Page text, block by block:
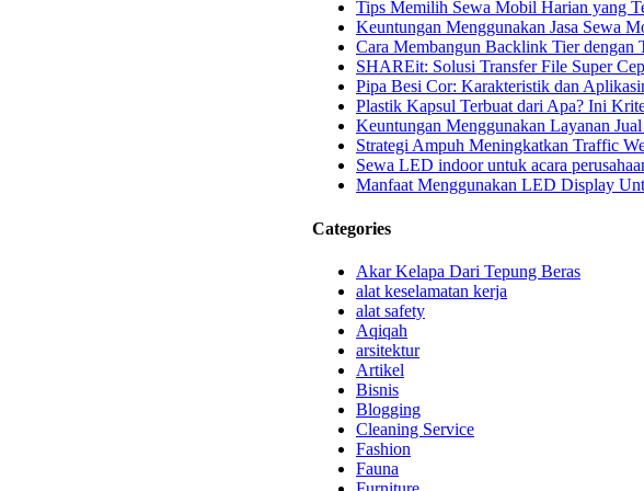
Tips Memilih Sewa Mobil Harian yang
Keuntungan Menggunakan Jasa Sewa
Cara Membangun Backlink Tier dengan
SHAREit: Solusi Transfer File Super
Pipa Besi Cor: Karakteristik dan
Plastik Kapsul Terbuat dari Apa? Ini
Keuntungan Menggunakan Layanan
Strategi Ampuh Meningkatkan Traffic
Sewa LED indoor untuk acara
Manfaat Menggunakan LED Display
Categories
Akar Kelapa Dari Tepung Beras
alat keselamatan kerja
alat safety
Aqiqah
arsitektur
Artikel
Bisnis
Blogging
Cleaning Service
Fashion
Fauna